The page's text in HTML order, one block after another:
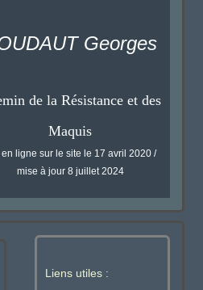
Georges
de la Résistance et des
Maquis
en ligne sur le site le 17 avril 2020 /
mise à jour 8 juillet 2024
Liens utiles :